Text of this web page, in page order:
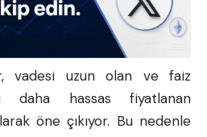
vadesi uzun olan ve faiz
daha hassas fiyatlanan
öne çıkıyor. Bu nedenle